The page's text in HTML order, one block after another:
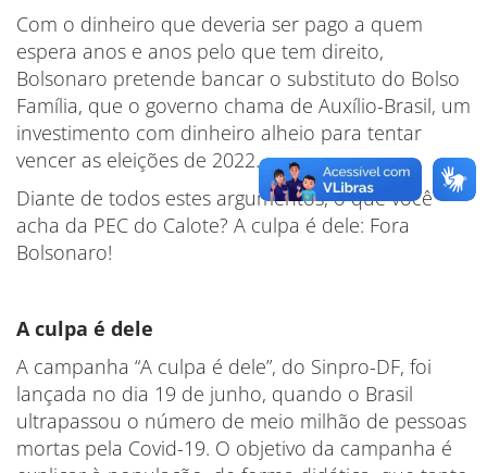
Com o dinheiro que deveria ser pago a quem
espera anos e anos pelo que tem direito,
Bolsonaro pretende bancar o substituto do Bolso
Família, que o governo chama de Auxílio-Brasil, um
investimento com dinheiro alheio para tentar
vencer as eleições de 2022.
Diante de todos estes argumentos, o que você
acha da PEC do Calote? A culpa é dele: Fora
Bolsonaro!
A culpa é dele
A campanha “A culpa é dele”, do Sinpro-DF, foi
lançada no dia 19 de junho, quando o Brasil
ultrapassou o número de meio milhão de pessoas
mortas pela Covid-19. O objetivo da campanha é